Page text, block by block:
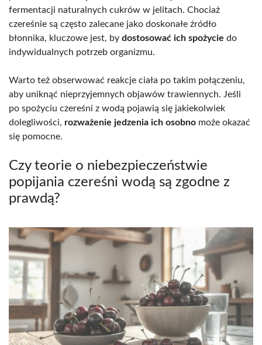
fermentacji naturalnych cukrów w jelitach. Chociaż
czereśnie są często zalecane jako doskonałe źródło
błonnika, kluczowe jest, by dostosować ich spożycie do
indywidualnych potrzeb organizmu.
Warto też obserwować reakcje ciała po takim połączeniu,
aby uniknąć nieprzyjemnych objawów trawiennych. Jeśli
po spożyciu czereśni z wodą pojawią się jakiekolwiek
dolegliwości, rozważenie jedzenia ich osobno może okazać
się pomocne.
Czy teorie o niebezpieczeństwie
popijania czereśni wodą są zgodne z
prawdą?